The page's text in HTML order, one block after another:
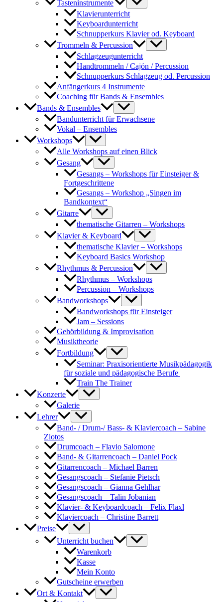
Tasteninstrumente
Klavierunterricht
Keyboardunterricht
Schnupperkurs Klavier od. Keyboard
Trommeln & Percussion
Schlagzeugunterricht
Handtrommeln / Cajón / Percussion
Schnupperkurs Schlagzeug od. Percussion
Anfängerkurs 4 Instrumente
Coaching für Bands & Ensembles
Bands & Ensembles
Bandunterricht für Erwachsene
Vokal – Ensembles
Workshops
Alle Workshops auf einen Blick
Gesang
Gesangs – Workshops für Einsteiger &
Fortgeschrittene
Gesangs – Workshop „Singen im
Bandkontext“
Gitarre
thematische Gitarren – Workshops
Klavier & Keyboard
thematische Klavier – Workshops
Keyboard Basics Workshop
Rhythmus & Percussion
Rhythmus – Workshops
Percussion – Workshops
Bandworkshops
Bandworkshops für Einsteiger
Jam – Sessions
Gehörbildung & Improvisation
Musiktheorie
Fortbildung
Seminar: Praxisorientierte Musikpädagogik
für soziale und pädagogische Berufe
Train The Trainer
Konzerte
Galerie
Lehrer
Band- / Drum-/ Bass- & Klaviercoach – Sabine
Zlotos
Drumcoach – Flavio Salomone
Band- & Gitarrencoach – Daniel Pock
Gitarrencoach – Michael Barren
Gesangscoach – Stefanie Pietsch
Gesangscoach – Gianna Gehlhar
Gesangscoach – Talin Jobanian
Klavier- & Keyboardcoach – Felix Flaxl
Klaviercoach – Christine Barrett
Preise
Unterricht buchen
Warenkorb
Kasse
Mein Konto
Gutscheine erwerben
Ort & Kontakt